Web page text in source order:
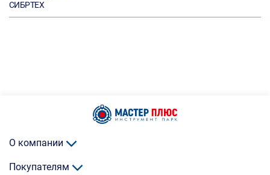
СИБРТЕХ
О компании
Покупателям